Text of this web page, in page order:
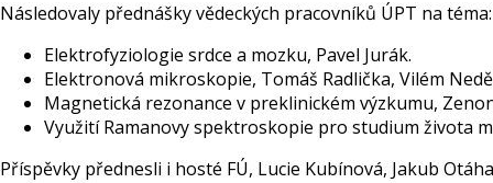
Následovaly přednášky vědeckých pracovníků ÚPT na téma:
Elektrofyziologie srdce a mozku, Pavel Jurák.
Elektronová mikroskopie, Tomáš Radlička, Vilém
Magnetická rezonance v preklinickém výzkumu,
Využití Ramanovy spektroskopie pro studium života
Příspěvky přednesli i hosté FÚ, Lucie Kubínová, Jakub